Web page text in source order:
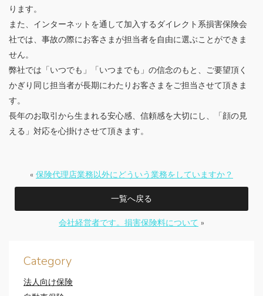
ります。
また、インターネットを通して加入するダイレクト系損害保険会
社では、事故の際にお客さまが担当者を自由に選ぶことができま
せん。
弊社では「いつでも」「いつまでも」の信念のもと、ご要望頂く
かぎり同じ担当者が長期にわたりお客さまをご担当させて頂きま
す。
長年のお取引から生まれる安心感、信頼感を大切にし、「顔の見
える」対応を心掛けさせて頂きます。
« 保険代理店業務以外にどういう業務をしていますか？
一覧へ戻る
会社経営者です。損害保険料について »
Category
法人向け保険